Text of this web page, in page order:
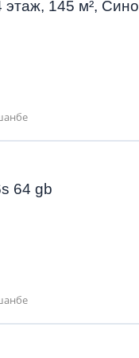
этаж, 145 м², Сино
64 gb